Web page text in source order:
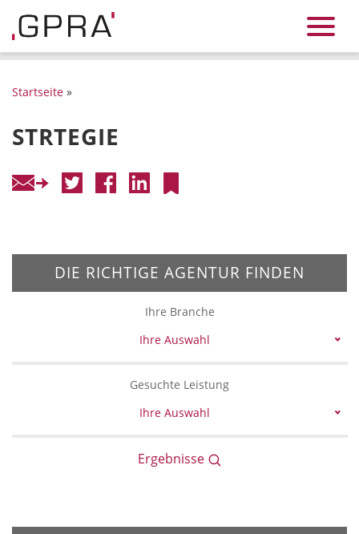
Startseite »
STRTEGIE
DIE RICHTIGE AGENTUR FINDEN
Ihre Branche
Ihre Auswahl
Gesuchte Leistung
Ihre Auswahl
Ergebnisse